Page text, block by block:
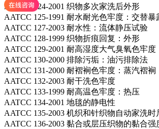
AATCC 124-2001 织物多次家洗后外形
AATCC 125-1991 耐水耐光色牢度：交替暴
AATCC 127-2003 耐水性：流体静压试验
AATCC 128-1999 织物折痕回复：外形
AATCC 129-2001 耐高湿度大气臭氧色牢度
AATCC 130-2000 排除污垢：油污排除法
AATCC 131-2000 耐褶裥色牢度：蒸汽褶裥
AATCC 132-2003 耐干洗色牢度
AATCC 133-1999 耐高温色牢度：热压
AATCC 134-2001 地毯的静电性
AATCC 135-2003 机织和针织物自动家洗时
AATCC 136-2003 黏合或层压织物的黏合强